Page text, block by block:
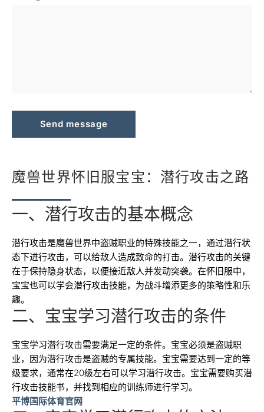
Send message
魔兽世界怀旧服宝宝：潜行攻击之路
一、潜行攻击的基本概念
潜行攻击是魔兽世界中盗贼职业的特殊技能之一，通过潜行状
态下进行攻击，可以给敌人造成致命的打击。潜行攻击的关键
在于保持隐身状态，以便接近敌人并发动突袭。在怀旧服中，
宝宝也可以学会潜行攻击技能，为战斗增添更多的策略性和乐
趣。
二、宝宝学习潜行攻击的条件
宝宝学习潜行攻击需要满足一定的条件。宝宝必须是盗贼职
业，因为潜行攻击是盗贼的专属技能。宝宝需要达到一定的等
级要求，通常在20级左右可以学习潜行攻击。宝宝需要购买潜
行攻击技能书，并找到相应的训练师进行学习。
平博国际体育官网